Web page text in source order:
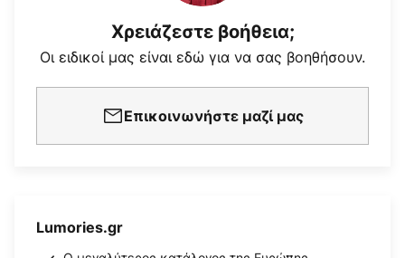
Χρειάζεστε βοήθεια;
Οι ειδικοί μας είναι εδώ για να σας βοηθήσουν.
Επικοινωνήστε μαζί μας
Lumories.gr